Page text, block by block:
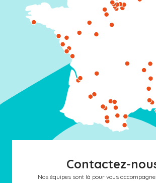
Contactez-
Nos équipes sont là pour vous